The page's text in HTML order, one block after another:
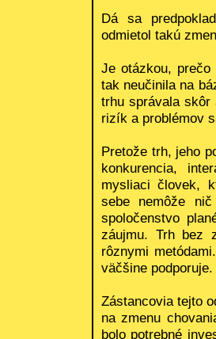
Dá sa
odmietol takú
Je otázkou,
tak neučinila na
trhu správala skôr
rizík a problémov
Pretože trh, jeho
konkurencia,
mysliaci človek,
sebe nemôže
spoločenstvo
záujmu. Trh bez
rôznymi
väčšine podporuje.
Zástancovia tejto
na zmenu
bolo potrebné